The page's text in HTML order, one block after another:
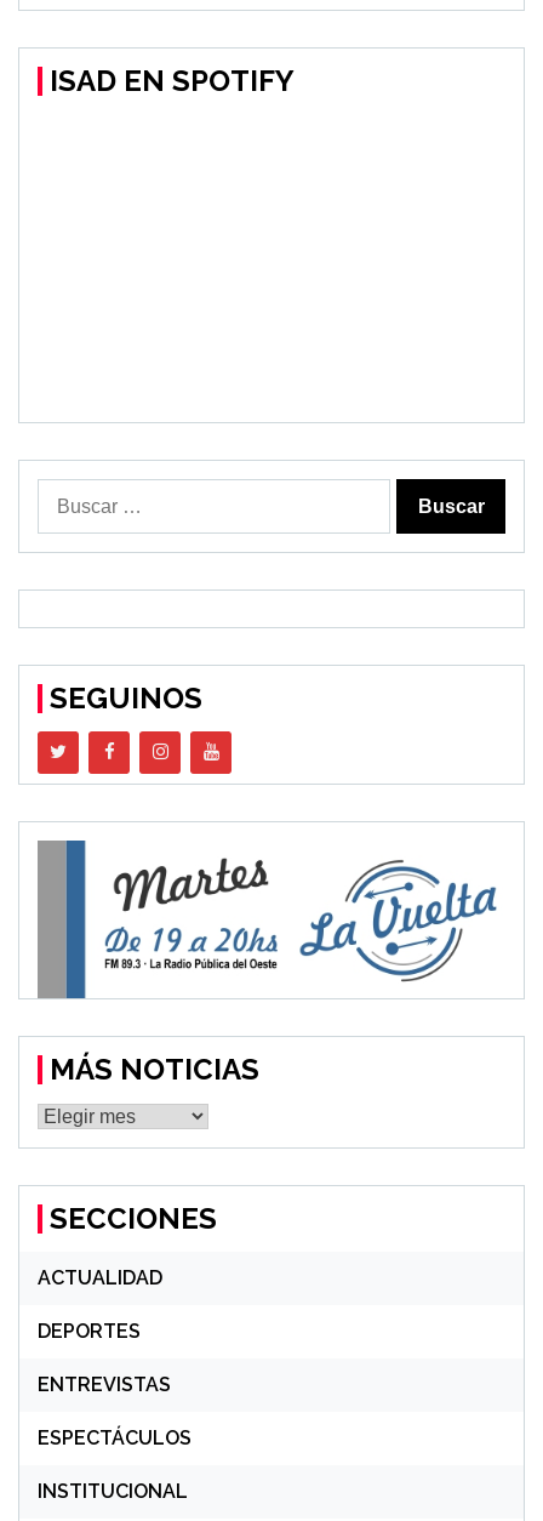
ISAD EN SPOTIFY
SEGUINOS
MÁS NOTICIAS
MÁS
NOTICIAS
SECCIONES
ACTUALIDAD
DEPORTES
ENTREVISTAS
ESPECTÁCULOS
INSTITUCIONAL